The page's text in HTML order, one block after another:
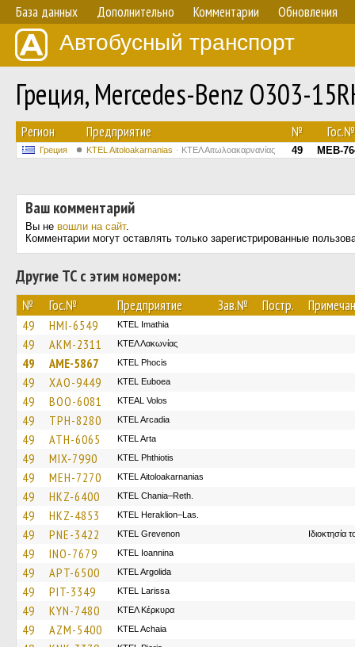
База данных Дополнительно Комментарии Обновления
Автобусный транспорт
Греция, Mercedes-Benz O303-
Регион Предприятие № Гос.№
Греция KTEL Aitoloakarnanias ΚΤΕΛ Αιτωλοακαρνανίας 49 MEB-
Ваш комментарий
Вы не вошли на сайт.
Комментарии могут оставлять только зарегистрированные
Другие ТС с этим номером:
№ Гос.№ Предприятие Зав.№ Постр.
49 HMI-6549 KTEL Imathia
49 AKM-2311 ΚΤΕΛ Λακωνίας
49 AME-5867 ΚΤΕL Phocis
49 XAO-9449 ΚΤΕL Euboea
49 BOO-6081 KTEAL Volos
49 TPH-8280 KTEL Arcadia
49 ATH-6065 KTEL Arta
49 MIX-7990 ΚΤΕL Phthiotis
49 MEH-7270 KTEL Aitoloakarnanias
49 HKZ-6400 KTEL Chania–Reth.
49 HKZ-4853 KTEL Heraklion–Las.
49 PNE-3422 ΚΤΕL Grevenon Ιδιοκτησία
49 INO-7679 KTEL Ioannina
49 APT-6500 KTEL Argolida
49 PIT-3349 KTEL Larissa
49 KYN-7480 ΚΤΕΛ Κέρκυρα
49 AZM-5400 KTEL Achaia